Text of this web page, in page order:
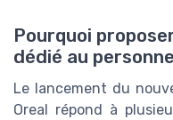
Pourquoi
dédié au
Le lancement du
Oreal répond à